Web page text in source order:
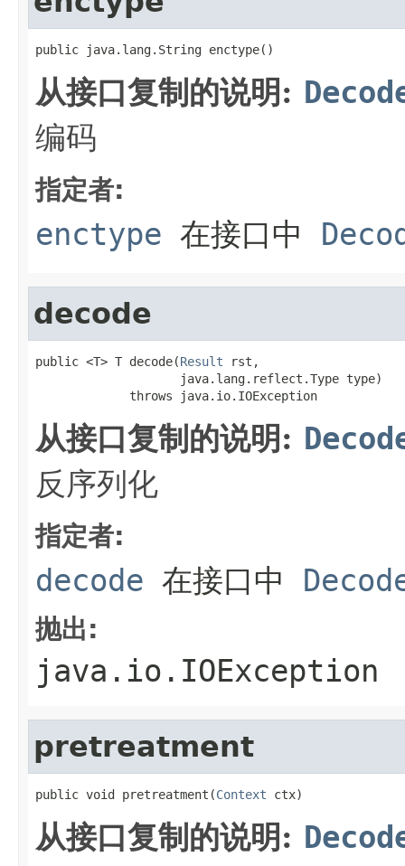
public java.lang.String enctype()
从接口复制的说明:
编码
指定者:
enctype 在接口中
decode
public <T> T decode(Result rst,
                    java.lang.reflect.Type type)
             throws java.io.IOException
从接口复制的说明:
反序列化
指定者:
decode 在接口中
抛出:
java.io.IOException
pretreatment
public void pretreatment(Context ctx)
从接口复制的说明: